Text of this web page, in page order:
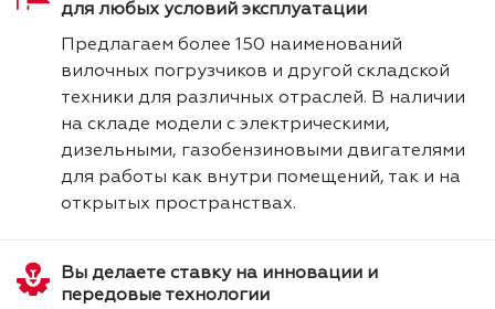
для любых условий эксплуатации
Предлагаем более 150 наименований
вилочных погрузчиков и другой складской
техники для различных отраслей. В наличии
на складе модели с электрическими,
дизельными, газобензиновыми двигателями
для работы как внутри помещений, так и на
открытых пространствах.
Вы делаете ставку на инновации и
передовые технологии